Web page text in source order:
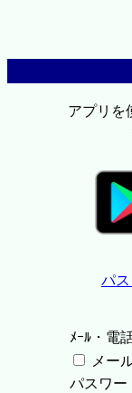
アプリを
パ
ﾒｰﾙ・電
メー
パスワー